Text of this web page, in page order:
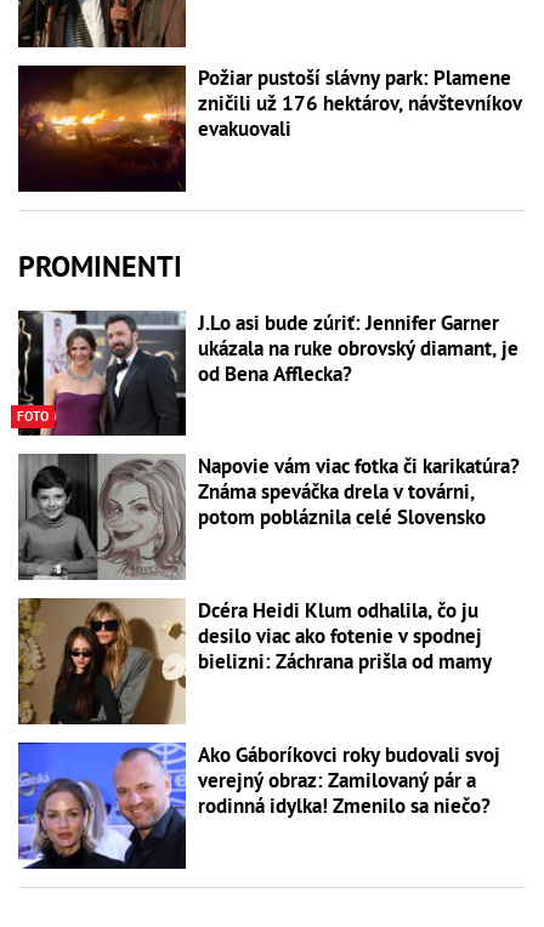
Požiar pustoší slávny park: Plamene
zničili už 176 hektárov, návštevníkov
evakuovali
PROMINENTI
FOTO
J.Lo asi bude zúriť: Jennifer Garner
ukázala na ruke obrovský diamant, je
od Bena Afflecka?
Napovie vám viac fotka či karikatúra?
Známa speváčka drela v továrni,
potom pobláznila celé Slovensko
Dcéra Heidi Klum odhalila, čo ju
desilo viac ako fotenie v spodnej
bielizni: Záchrana prišla od mamy
Ako Gáboríkovci roky budovali svoj
verejný obraz: Zamilovaný pár a
rodinná idylka! Zmenilo sa niečo?